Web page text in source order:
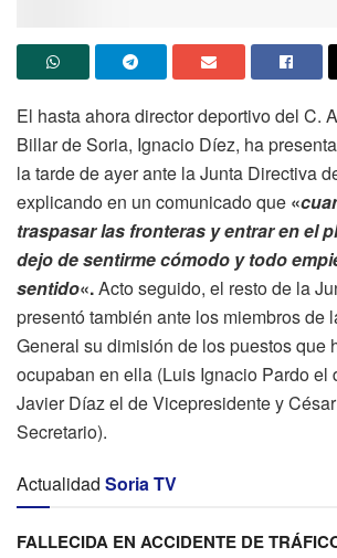
El hasta ahora director deportivo del C.
Billar de Soria, Ignacio Díez, ha
la tarde de ayer ante la Junta Directiva
explicando en un comunicado que «
traspasar las fronteras y entrar en el
dejo de sentirme cómodo y todo
sentido«.Acto seguido, el resto de la
presentó también ante los miembros de
General su dimisión de los puestos que
ocupaban en ella (Luis Ignacio Pardo el
Javier Díaz el de Vicepresidente y
Secretario).
Actualidad Soria TV
FALLECIDA EN ACCIDENTE DE